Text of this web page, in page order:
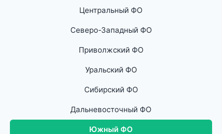
Центральный ФО
Северо-Западный ФО
Приволжский ФО
Уральский ФО
Сибирский ФО
Дальневосточный ФО
Южный ФО